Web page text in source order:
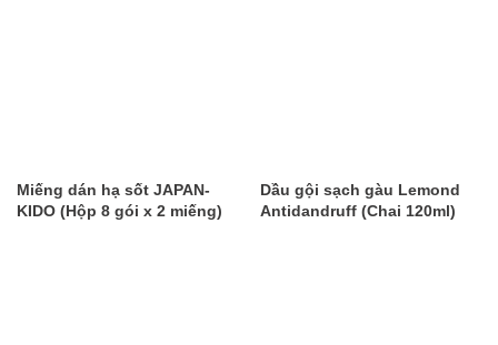
Miếng dán hạ sốt JAPAN-
KIDO (Hộp 8 gói x 2 miếng)
​Dầu gội sạch gàu Lemond
Antidandruff (Chai 120ml)